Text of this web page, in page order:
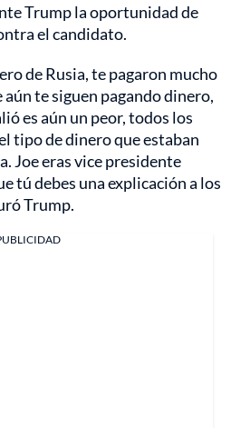
Trump la oportunidad de
el candidato.
de Rusia, te pagaron mucho
te siguen pagando dinero,
es aún un peor, todos los
tipo de dinero que estaban
Joe eras vice presidente
tú debes una explicación a los
Trump.